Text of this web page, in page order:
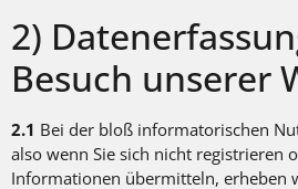
2)
Besuch unserer
2.1 Bei der bloß informatorischen
also wenn Sie sich nicht registrieren
Informationen übermitteln, erheben